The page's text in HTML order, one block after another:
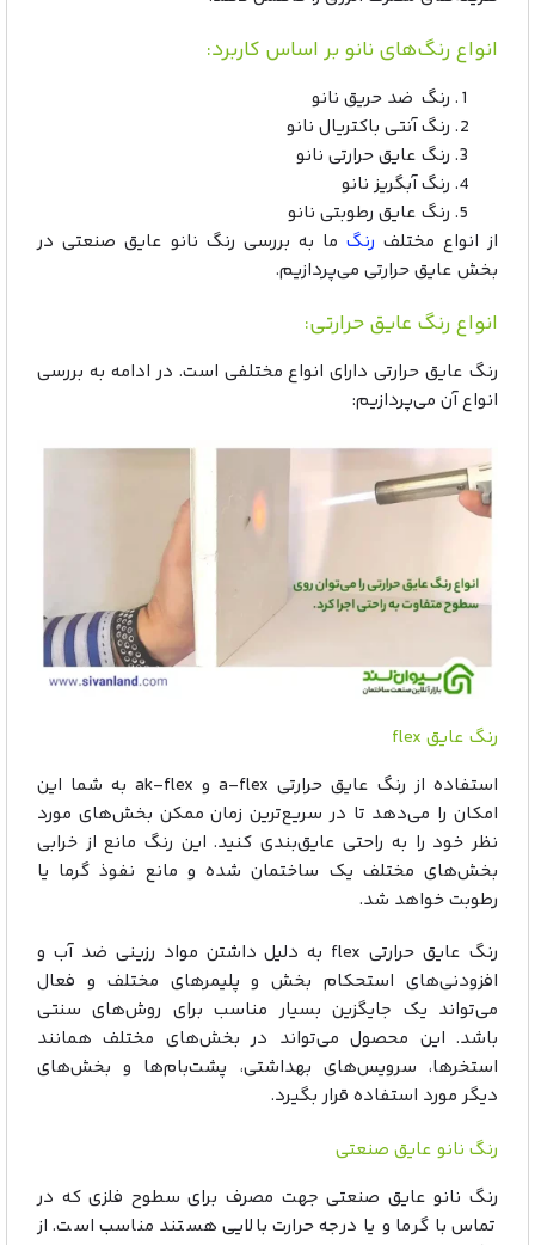
انواع رنگ‌های نانو بر اساس کاربرد:
رنگ ضد حریق نانو
رنگ آنتی باکتریال نانو
رنگ عایق حرارتی نانو
رنگ آبگریز نانو
رنگ عایق رطوبتی نانو
از انواع مختلف رنگ‌ ما به بررسی رنگ نانو عایق صنعتی در
بخش عایق حرارتی می‌پردازیم.
انواع رنگ عایق حرارتی:
رنگ عایق حرارتی دارای انواع مختلفی است. در ادامه به بررسی
انواع آن می‌پردازیم:
رنگ عایق flex
استفاده از رنگ عایق حرارتی a-flex و ak-flex به شما این
امکان را می‌دهد تا در سریع‌ترین زمان ممکن بخش‌های مورد
نظر خود را به راحتی عایق‌بندی کنید. این رنگ مانع از خرابی
بخش‌های مختلف یک ساختمان شده و مانع نفوذ گرما یا
رطوبت خواهد شد.
رنگ‌ عایق حرارتی flex به دلیل داشتن مواد رزینی ضد آب و
افزودنی‌های استحکام بخش و پلیمرهای مختلف و فعال
می‌تواند یک جایگزین بسیار مناسب برای روش‌های سنتی
باشد. این محصول می‌تواند در بخش‌های مختلف همانند
استخرها، سرویس‌های بهداشتی، پشت‌بام‌ها و بخش‌های
دیگر مورد استفاده قرار بگیرد.
رنگ نانو عایق صنعتی
رنگ نانو عایق صنعتی جهت مصرف برای سطوح فلزی که در
تماس با گرما و یا درجه حرارت‌ بالایی هستند مناسب است. از